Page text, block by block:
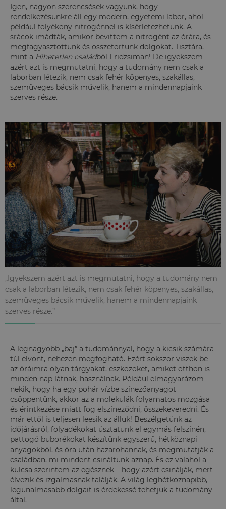
Igen, nagyon szerencsések vagyunk, hogy
rendelkezésünkre áll egy modern, egyetemi labor, ahol
például folyékony nitrogénnel is kísérletezhetünk. A
srácok imádták, amikor bevittem a nitrogént az órára, és
megfagyasztottunk és összetörtünk dolgokat. Tisztára,
mint a Hihetetlen családból Fridzsiman! De igyekszem
azért azt is megmutatni, hogy a tudomány nem csak a
laborban létezik, nem csak fehér köpenyes, szakállas,
szemüveges bácsik művelik, hanem a mindennapjaink
szerves része.
„Igyekszem azért azt is megmutatni, hogy a tudomány nem
csak a laborban létezik, nem csak fehér köpenyes, szakállas,
szemüveges bácsik művelik, hanem a mindennapjaink
szerves része.”
A legnagyobb „baj” a tudománnyal, hogy a kicsik számára
túl elvont, nehezen megfogható. Ezért sokszor viszek be
az óráimra olyan tárgyakat, eszközöket, amiket otthon is
minden nap látnak, használnak. Például elmagyarázom
nekik, hogy ha egy pohár vízbe színezőanyagot
csöppentünk, akkor az a molekulák folyamatos mozgása
és érintkezése miatt fog elszíneződni, összekeveredni. És
már ettől is teljesen leesik az álluk! Beszélgetünk az
időjárásról, folyadékokat úsztatunk el egymás felszínén,
pattogó buborékokat készítünk egyszerű, hétköznapi
anyagokból, és óra után hazarohannak, és megmutatják a
családban, mi mindent csináltunk aznap. És ez valahol a
kulcsa szerintem az egésznek – hogy azért csinálják, mert
élvezik és izgalmasnak találják. A világ leghétköznapibb,
legunalmasabb dolgait is érdekessé tehetjük a tudomány
által.